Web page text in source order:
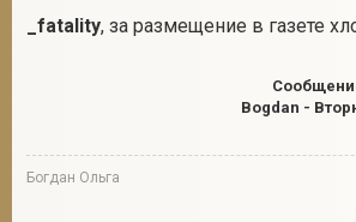
_fatality, за размещение в газете
Bogdan -
Богдан Ольга